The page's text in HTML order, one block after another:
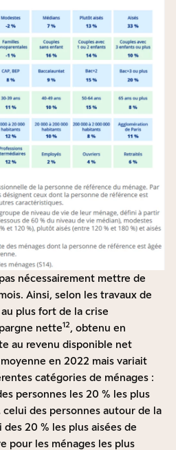
nécessairement mettre de
Ainsi, selon les travaux de
au plus fort de la crise
nette12, obtenu en
au revenu disponible net
en 2022 mais variait
catégories de ménages :
personnes les 20 % les plus
celui des personnes autour de la
des 20 % les plus aisées de
pour les ménages les plus